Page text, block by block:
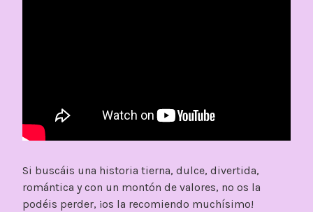
Si buscáis una historia tierna, dulce, divertida,
romántica y con un montón de valores, no os la
podéis perder, ¡os la recomiendo muchísimo!